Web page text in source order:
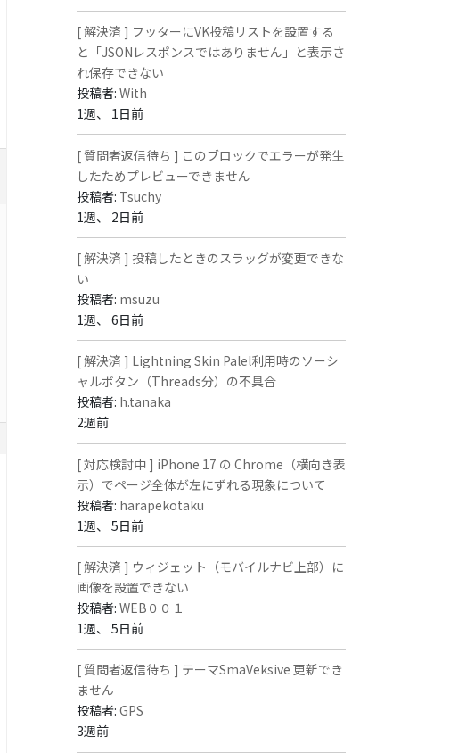
[ 解決済 ] フッターにVK投稿リストを設置する
と「JSONレスポンスではありません」と表示さ
れ保存できない
投稿者:With
1週、 1日前
[ 質問者返信待ち ] このブロックでエラーが発生
したためプレビューできません
投稿者: Tsuchy
1週、 2日前
[ 解決済 ] 投稿したときのスラッグが変更できな
い
投稿者: msuzu
1週、 6日前
[ 解決済 ] Lightning Skin Palel利用時のソーシ
ャルボタン（Threads分）の不具合
投稿者: h.tanaka
2週前
[ 対応検討中 ] iPhone 17 の Chrome（横向き表
示）でページ全体が左にずれる現象について
投稿者: harapekotaku
1週、 5日前
[ 解決済 ] ウィジェット（モバイルナビ上部）に
画像を設置できない
投稿者:WEB００１
1週、 5日前
[ 質問者返信待ち ] テーマSmaVeksive 更新でき
ません
投稿者:GPS
3週前